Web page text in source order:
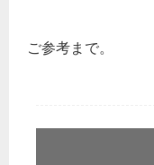
ご参考まで。